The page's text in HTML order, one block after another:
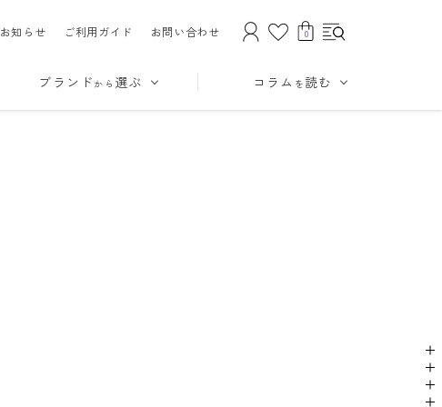
お知らせ ご利用ガイド お問い合わせ 0
ブランド から 選ぶ コラム を読む